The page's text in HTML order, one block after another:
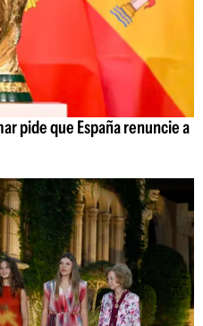
pide que España renuncie a